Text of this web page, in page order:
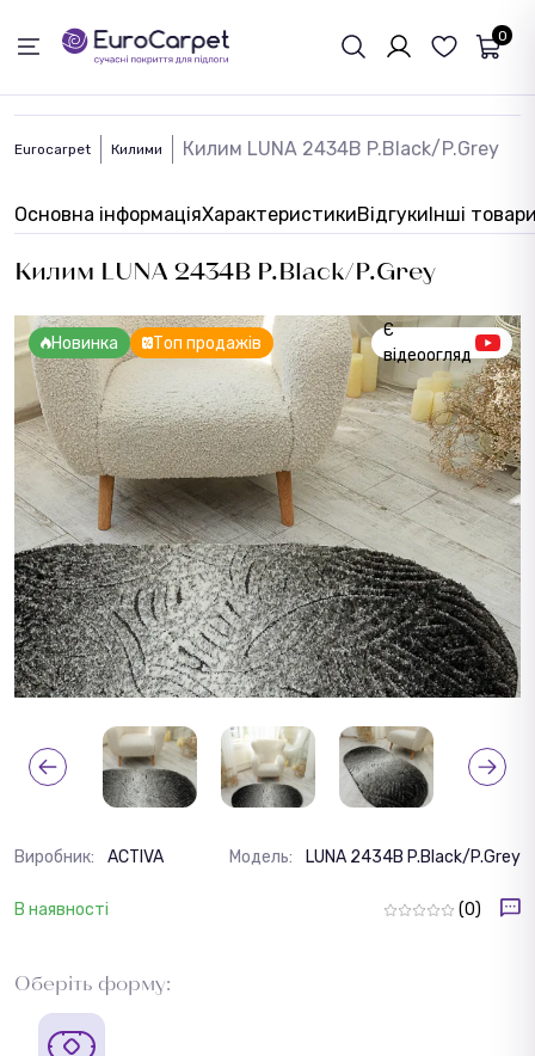
0
Eurocarpet Килими Килим LUNA 2434B P.Black/P.Grey
Основна інформаціяХарактеристикиВідгукиІнші
Килим LUNA 2434B P.Black/P.Grey
Новинка Топ продажів
Є
відеоогляд
Виробник: ACTIVA Модель: LUNA 2434B P.Black/P.Grey
В наявності (0)
Оберіть форму:
ЗВОРОТНІЙ ЗВЯЗОК